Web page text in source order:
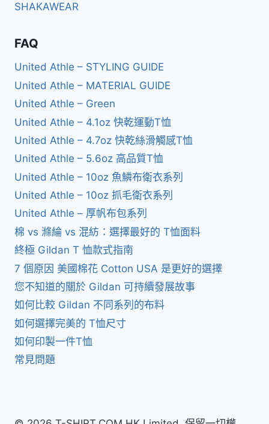
SHAKAWEAR
FAQ
United Athle – STYLING GUIDE
United Athle – MATERIAL GUIDE
United Athle – Green
United Athle – 4.1oz 快乾運動T恤
United Athle – 4.7oz 快乾絲滑觸感T恤
United Athle – 5.6oz 高品質T恤
United Athle – 10oz 魚鱗布衛衣系列
United Athle – 10oz 抓毛衛衣系列
United Athle – 厚帆布包系列
棉 vs 滌綸 vs 混紡：選擇最好的 T恤面料
終極 Gildan T 恤款式指南
7 個原因 美國棉花 Cotton USA 是更好的選擇
您不知道的關於 Gildan 可持續發展故事
如何比較 Gildan 不同系列的布料
如何選擇完美的 T恤尺寸
如何印製一件T恤
常見問題